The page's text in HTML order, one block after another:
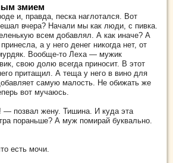
змием
и, правда, песка наглотался. Вот
вчера? Начали мы как люди, с пивка.
всем добавлял. А как иначе? А
а у него денег никогда нет, от
Вообще-то Леха — мужик
свою долю всегда приносит. В этот
притащил. А теща у него в вино для
самую малость. Не обижать же
вот мучаюсь.
позвал жену. Тишина. И куда эта
пораньше? А муж помирай буквально.
есть мочи.